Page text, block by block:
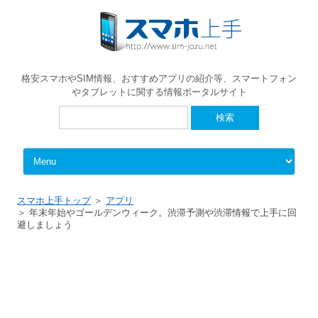
格安スマホやSIM情報、おすすめアプリの紹介等、スマートフォン
やタブレットに関する情報ポータルサイト
Skip to content
スマホ上手トップ
アプリ
年末年始やゴールデンウィーク。渋滞予測や渋滞情報で上手に回
避しましょう